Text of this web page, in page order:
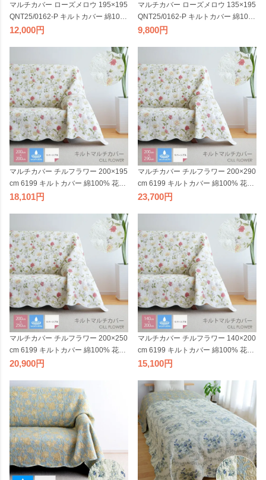
マルチカバー ローズメロウ 195×195
QNT25/0162-P キルトカバー 綿10
0% 花柄 フラワープリント コットン
ト 長方形 ソファカバー ベッドカバ
ー 厚敷きカバー リバーシブル
12,000
マルチカバー ローズメロウ 135×195
QNT25/0162-P キルトカバー 綿10
0% 花柄 フラワープリント コットン
ト 長方形 ソファカバー ベッドカバ
ー 厚敷きカバー リバーシブル
9,800
マルチカバー チルフラワー 200×195
cm 6199 キルトカバー 綿100% 花柄
オフホワイト コットン100% 北欧 ウ
ファカバー ベッドカバー 厚敷きカバ
ー 刺繍 リバーシブル
18,101
マルチカバー チルフラワー 200×290
cm 6199 キルトカバー 綿100% 花柄
オフホワイト コットン100% 北欧 ウ
ファカバー ベッドカバー 厚敷きカバ
ー 刺繍 リバーシブル
23,700
マルチカバー チルフラワー 200×250
cm 6199 キルトカバー 綿100% 花柄
オフホワイト コットン100% 北欧 ウ
ファカバー ベッドカバー 厚敷きカバ
ー 刺繍 リバーシブル
20,900
マルチカバー チルフラワー 140×200
cm 6199 キルトカバー 綿100% 花柄
オフホワイト コットン100% 北欧 ウ
ファカバー ベッドカバー 厚敷きカバ
ー 刺繍 リバーシブル
15,100